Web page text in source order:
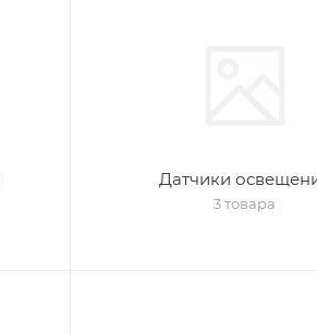
Датчики
3 товара